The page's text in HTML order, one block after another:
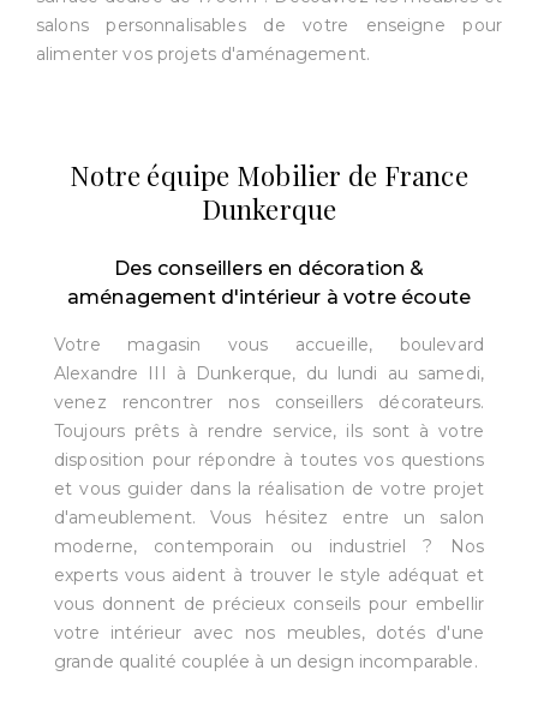
salons personnalisables de votre enseigne pour
alimenter vos projets d'aménagement.
Notre équipe Mobilier de France
Dunkerque
Des conseillers en décoration &
aménagement d'intérieur à votre écoute
Votre magasin vous accueille, boulevard
Alexandre III à Dunkerque, du lundi au samedi,
venez rencontrer nos conseillers décorateurs.
Toujours prêts à rendre service, ils sont à votre
disposition pour répondre à toutes vos questions
et vous guider dans la réalisation de votre projet
d'ameublement. Vous hésitez entre un salon
moderne, contemporain ou industriel ? Nos
experts vous aident à trouver le style adéquat et
vous donnent de précieux conseils pour embellir
votre intérieur avec nos meubles, dotés d'une
grande qualité couplée à un design incomparable.